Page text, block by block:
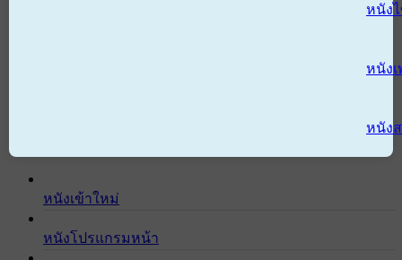
หนัง
หนังเ
หนัง
หนังเข้าใหม่
หนังโปรแกรมหน้า